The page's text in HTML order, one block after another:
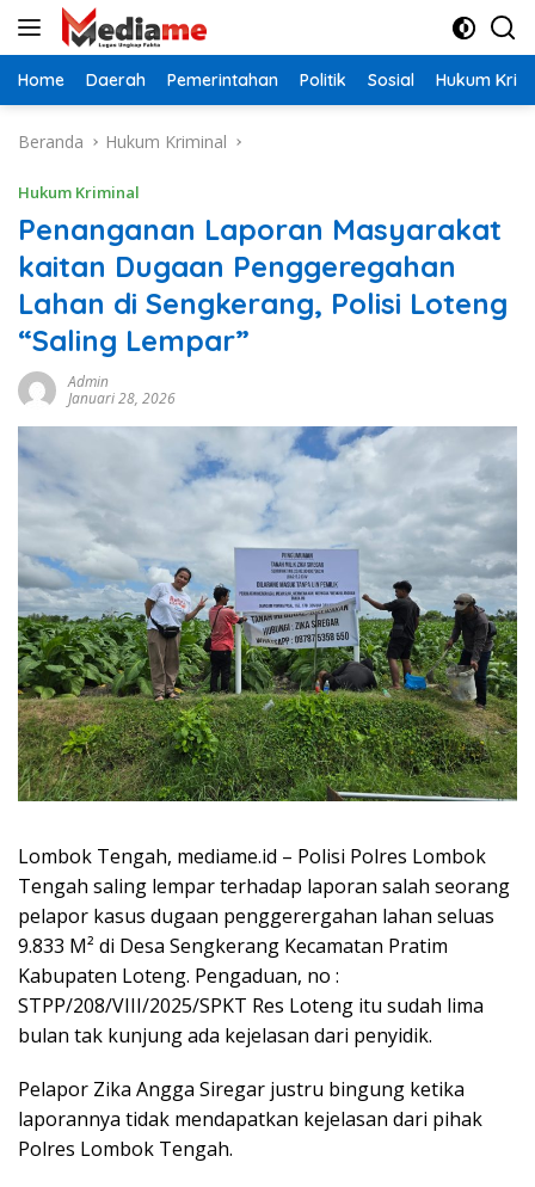
Langsung
Home Daerah Pemerintahan Politik Sosial Hukum
Beranda Hukum Kriminal
Hukum Kriminal
Penanganan Laporan Masyarakat
kaitan Dugaan Penggeregahan
Lahan di Sengkerang, Polisi Loteng
“Saling Lempar”
Admin
Januari 28, 2026
Lombok Tengah, mediame.id – Polisi Polres Lombok
Tengah saling lempar terhadap laporan salah seorang
pelapor kasus dugaan penggerergahan lahan seluas
9.833 M² di Desa Sengkerang Kecamatan Pratim
Kabupaten Loteng. Pengaduan, no :
STPP/208/VIII/2025/SPKT Res Loteng itu sudah lima
bulan tak kunjung ada kejelasan dari penyidik.
Pelapor Zika Angga Siregar justru bingung ketika
laporannya tidak mendapatkan kejelasan dari pihak
Polres Lombok Tengah.